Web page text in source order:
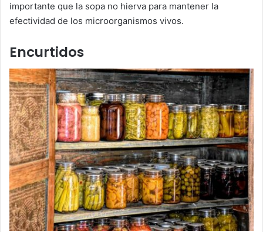
importante que la sopa no hierva para mantener la
efectividad de los microorganismos vivos.
Encurtidos